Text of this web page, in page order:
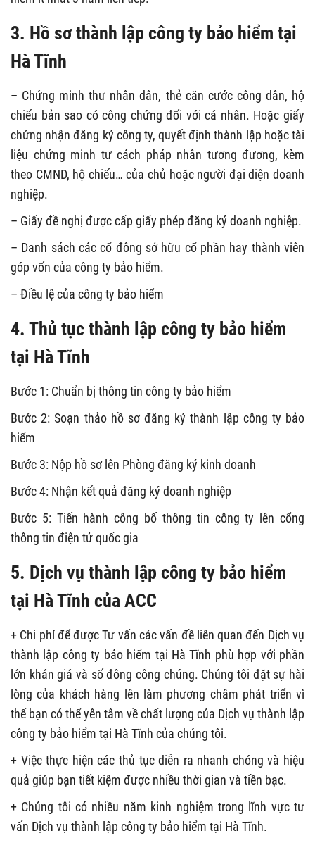
3. Hồ sơ thành lập công ty bảo hiểm tại
Hà Tĩnh
– Chứng minh thư nhân dân, thẻ căn cước công dân, hộ
chiếu bản sao có công chứng đối với cá nhân. Hoặc giấy
chứng nhận đăng ký công ty, quyết định thành lập hoặc tài
liệu chứng minh tư cách pháp nhân tương đương, kèm
theo CMND, hộ chiếu… của chủ hoặc người đại diện doanh
nghiệp.
– Giấy đề nghị được cấp giấy phép đăng ký doanh nghiệp.
– Danh sách các cổ đông sở hữu cổ phần hay thành viên
góp vốn của công ty bảo hiểm.
– Điều lệ của công ty bảo hiểm
4. Thủ tục thành lập công ty bảo hiểm
tại Hà Tĩnh
Bước 1: Chuẩn bị thông tin công ty bảo hiểm
Bước 2: Soạn thảo hồ sơ đăng ký thành lập công ty bảo
hiểm
Bước 3: Nộp hồ sơ lên Phòng đăng ký kinh doanh
Bước 4: Nhận kết quả đăng ký doanh nghiệp
Bước 5: Tiến hành công bố thông tin công ty lên cổng
thông tin điện tử quốc gia
5. Dịch vụ thành lập công ty bảo hiểm
tại Hà Tĩnh của ACC
+ Chi phí để được Tư vấn các vấn đề liên quan đến Dịch vụ
thành lập công ty bảo hiểm tại Hà Tĩnh phù hợp với phần
lớn khán giá và số đông công chúng. Chúng tôi đặt sự hài
lòng của khách hàng lên làm phương châm phát triển vì
thế bạn có thể yên tâm về chất lượng của Dịch vụ thành lập
công ty bảo hiểm tại Hà Tĩnh của chúng tôi.
+ Việc thực hiện các thủ tục diễn ra nhanh chóng và hiệu
quả giúp bạn tiết kiệm được nhiều thời gian và tiền bạc.
+ Chúng tôi có nhiều năm kinh nghiệm trong lĩnh vực tư
vấn Dịch vụ thành lập công ty bảo hiểm tại Hà Tĩnh.